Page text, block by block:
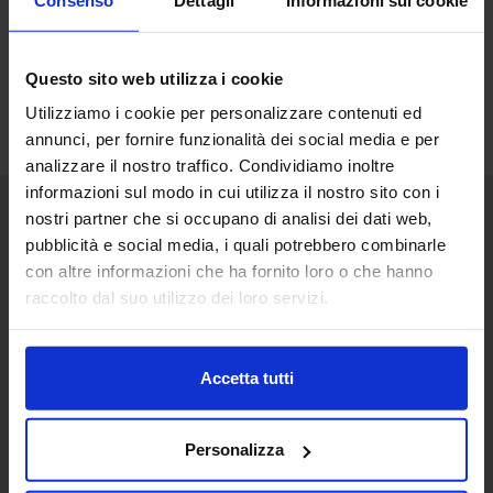
Questo sito web utilizza i cookie
Utilizziamo i cookie per personalizzare contenuti ed
annunci, per fornire funzionalità dei social media e per
analizzare il nostro traffico. Condividiamo inoltre
informazioni sul modo in cui utilizza il nostro sito con i
nostri partner che si occupano di analisi dei dati web,
pubblicità e social media, i quali potrebbero combinarle
con altre informazioni che ha fornito loro o che hanno
raccolto dal suo utilizzo dei loro servizi.
Accetta tutti
Personalizza
Senaf srl
Via Eritrea 21/A
20157 | Milano | Italia
Progetto e direzione